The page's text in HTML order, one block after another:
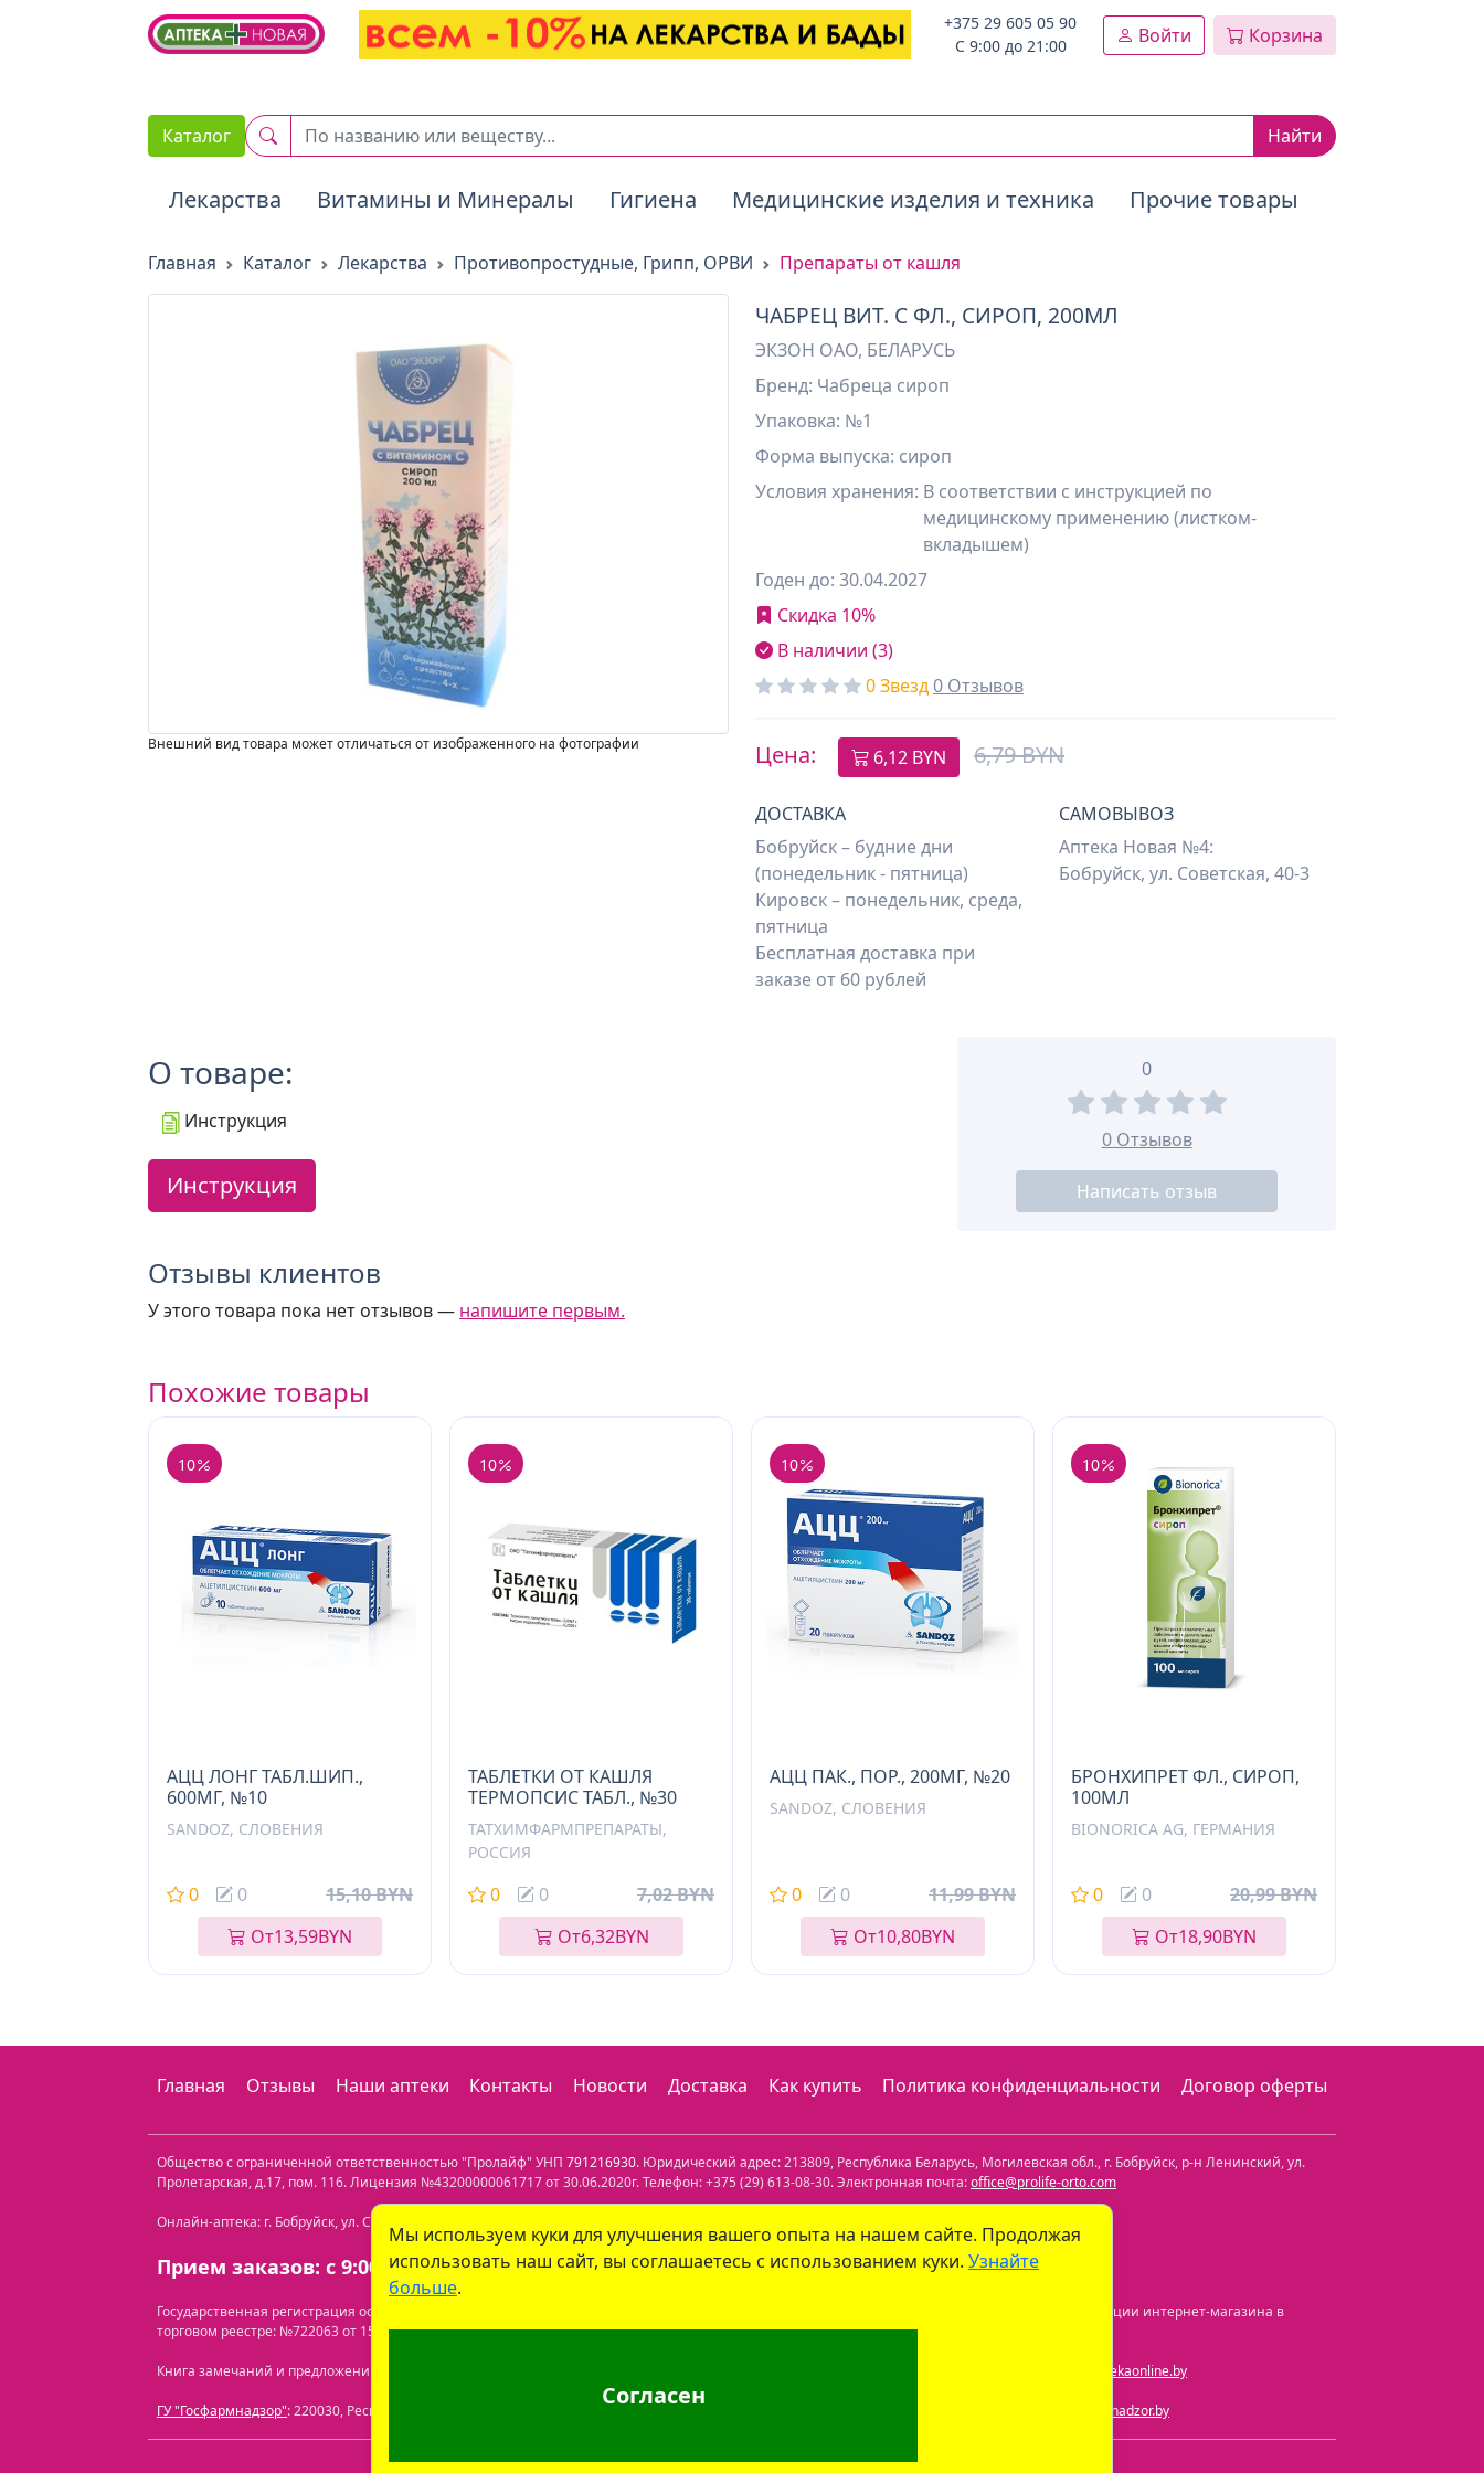
2. Вставьте этот код сразу же после открывающего тега :
+375 29 605 05 90
C 9:00 до 21:00
Войти Корзина
Каталог Найти
Лекарства Витамины и Минералы Гигиена Медицинские изделия и техника Прочие товары
Главная Каталог Лекарства Противопростудные, Грипп, ОРВИ Препараты от кашля
Внешний вид товара может отличаться от изображенного на фотографии
ЧАБРЕЦ ВИТ. C ФЛ., СИРОП, 200МЛ
ЭКЗОН ОАО, БЕЛАРУСЬ
Бренд: Чабреца сироп
Упаковка: №1
Форма выпуска: сироп
Условия хранения: В соответствии с инструкцией по
медицинскому применению (листком-
вкладышем)
Годен до: 30.04.2027
Скидка 10%
В наличии (3)
0 Звезд0 Отзывов
Цена: 6,12 BYN 6,79 BYN
ДОСТАВКА
Бобруйск – будние дни
(понедельник - пятница)
Кировск – понедельник, среда,
пятница
Бесплатная доставка при
заказе от 60 рублей
САМОВЫВОЗ
Аптека Новая №4:
Бобруйск, ул. Советская, 40-3
О товаре:
Инструкция
Инструкция
0
0 Отзывов
Написать отзыв
Отзывы клиентов
У этого товара пока нет отзывов — напишите первым.
Похожие товары
10
АЦЦ ЛОНГ ТАБЛ.ШИП.,
600МГ, №10
SANDOZ, СЛОВЕНИЯ
0 0
15,10 BYN
От13,59BYN
10
ТАБЛЕТКИ ОТ КАШЛЯ
ТЕРМОПСИС ТАБЛ., №30
ТАТХИМФАРМПРЕПАРАТЫ,
РОССИЯ
0 0
7,02 BYN
От6,32BYN
10
АЦЦ ПАК., ПОР., 200МГ, №20
SANDOZ, СЛОВЕНИЯ
0 0
11,99 BYN
От10,80BYN
10
БРОНХИПРЕТ ФЛ., СИРОП,
100МЛ
BIONORICA AG, ГЕРМАНИЯ
0 0
20,99 BYN
От18,90BYN
Главная Отзывы Наши аптеки Контакты Новости Доставка Как купить Политика конфиденциальности Договор оферты
Общество с ограниченной ответственностью "Пролайф" УНП 791216930. Юридический адрес:213809, Республика Беларусь, Могилевская обл., г. Бобруйск, р-н Ленинский,ул.
Пролетарская, д.17, пом. 116. Лицензия №43200000061717 от 30.06.2020г. Телефон:+375 (29) 613-08-30. Электронная почта:office@prolife-orto.com
Онлайн-аптека: г. Бобруйск, ул. Советская 40-3. Телефон: +375 (29) 339-79-59. Электронная почта:
Прием заказов: с 9:00 до 21:00.
Государственная регистрация осуществлена Бобруйским городским исполнительным комитетом управления экономики. Дата и номер регистрации интернет-магазина в
торговом реестре: №722063 от 15.07.2024.Перечень юрлиц на сайте ГУ "Госфармнадзор".
Книга замечаний и предложений находится по адресу: г. Бобруйск, ул. Советская 40-3. Телефон: +375 (29) 339-79-59. Электронная почта: info@aptekaonline.by
ГУ "Госфармнадзор": 220030, Республика Беларусь, г. Минск, ул.Мясникова, 32-2. Телефон: +375 (17) 271-25-75. Электронная почта: info@gospharmnadzor.by
Мы используем куки для улучшения вашего опыта на нашем сайте. Продолжая
использовать наш сайт, вы соглашаетесь с использованием куки. Узнайте
больше.
Согласен